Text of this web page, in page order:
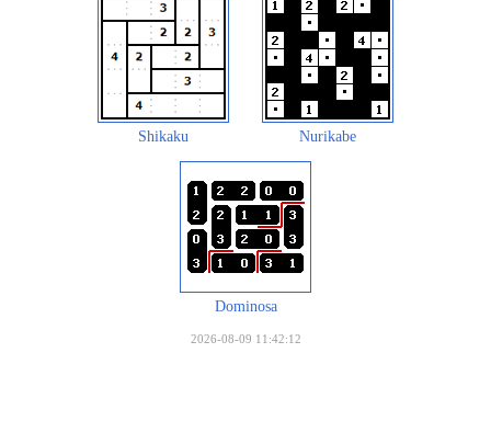
Shikaku Nurikabe
Dominosa
2026-08-09 11:42:12